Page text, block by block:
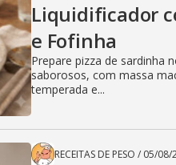
Liquidificador
e Fofinha
Prepare pizza de sardinha
saborosos, com massa
temperada e...
RECEITAS DE PESO / 05/08/